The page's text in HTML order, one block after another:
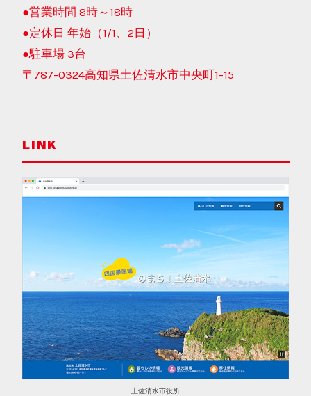
●営業時間 8時～18時
●定休日 年始（1/1、2日）
●駐車場 3台
〒787-0324高知県土佐清水市中央町1-15
LINK
土佐清水市役所